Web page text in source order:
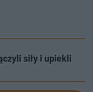
siły i upiekli